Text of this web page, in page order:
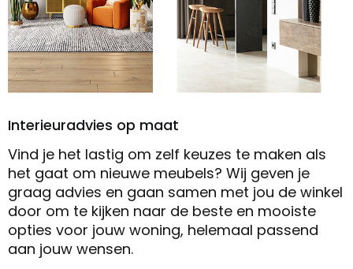
Interieuradvies op maat
Vind je het lastig om zelf keuzes te maken als
het gaat om nieuwe meubels? Wij geven je
graag advies en gaan samen met jou de winkel
door om te kijken naar de beste en mooiste
opties voor jouw woning, helemaal passend
aan jouw wensen.